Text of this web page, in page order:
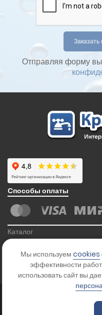
Отправляя форму
Cпособы оплаты
Каталог
Контакты
. Все
Мы используем cookies
эффективности
использовать сайт вы